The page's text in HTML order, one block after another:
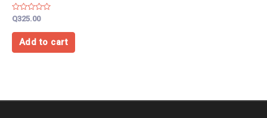
Rated
0
out
Q325.00
Add to cart